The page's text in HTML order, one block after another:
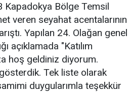
Kapadokya Bölge Temsil
veren seyahat acentalarının
Yapılan 24. Olağan genel
açıklamada "Katılım
hoş geldiniz diyorum.
Tek liste olarak
duygularımla teşekkür